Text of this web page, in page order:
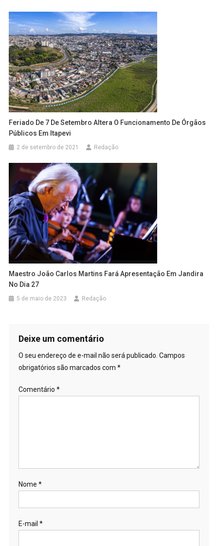
Feriado De 7 De Setembro Altera O Funcionamento De Órgãos
Públicos Em Itapevi
2 de setembro de 2021 Redação
Maestro João Carlos Martins Fará Apresentação Em Jandira
No Dia 27
5 de maio de 2023 Redação
Deixe um comentário
O seu endereço de e-mail não será publicado. Campos
obrigatórios são marcados com *
Comentário *
Nome *
E-mail *